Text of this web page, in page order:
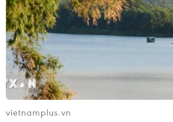
19/07/2026 07:17
Phía Nam châu Phi tăng cường phối
hợp ngăn chặn dịch Ebola
19/07/2026 01:03
vietnamplus.vn